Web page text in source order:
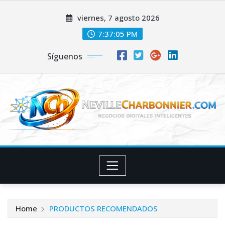
viernes, 7 agosto 2026
7:37:06 PM
Síguenos
Home PRODUCTOS RECOMENDADOS